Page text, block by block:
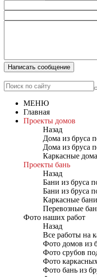
Написать сообщение
МЕНЮ
Главная
Проекты домов
Назад
Дома из бруса
Дома из бруса
Каркасные
Проекты бань
Назад
Бани из бруса
Бани из бруса
Каркасные бани
Перевозные
Фото наших работ
Назад
Все работы на
Фото домов из
Фото срубов
Фото
Фото бань из